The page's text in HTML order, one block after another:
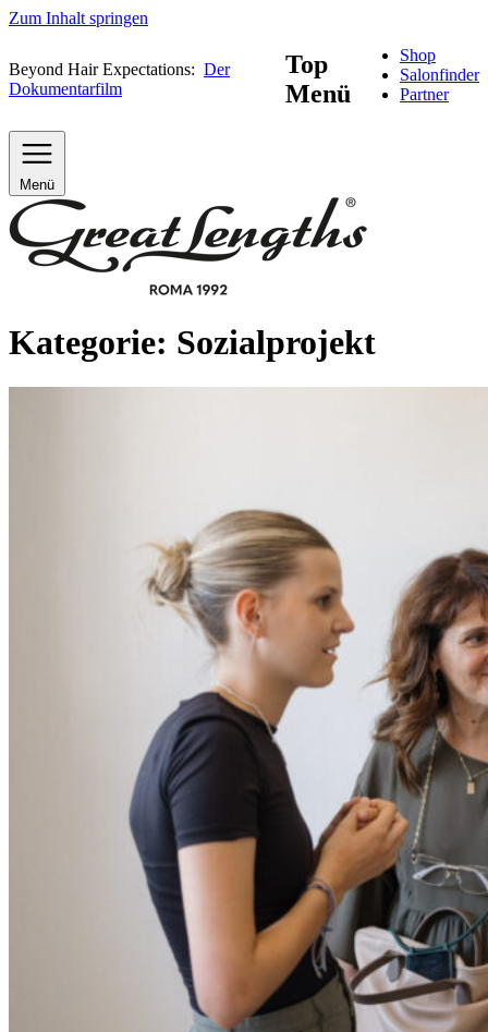
Zum Inhalt springen
Beyond Hair Expectations: Der
Dokumentarfilm
Top
Menü
Shop
Salonfinder
Partner
Menü
Kategorie: Sozialprojekt